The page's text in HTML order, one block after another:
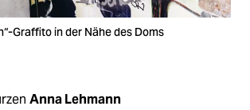
Graffito in der Nähe des Doms
Anna Lehmann